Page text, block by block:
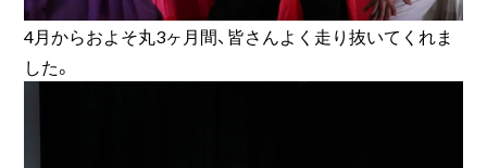
4月からおよそ丸3ヶ月間、皆さんよく走り抜いてくれま
した。